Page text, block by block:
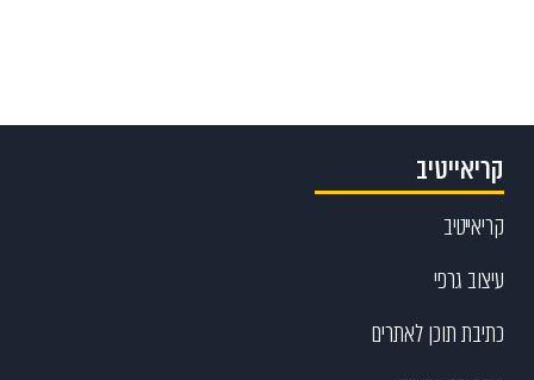
קריאייטיב
קריאייטיב
עיצוב גרפי
כתיבת תוכן לאתרים